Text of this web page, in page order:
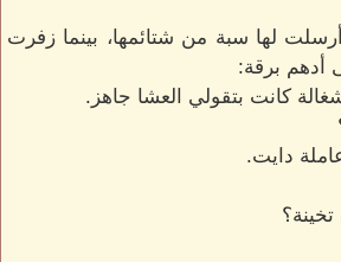
لها سبة من شتائمها، بينما زفرت
أدهم برقة:
كانت بتقولي العشا جاهز.
دايت.